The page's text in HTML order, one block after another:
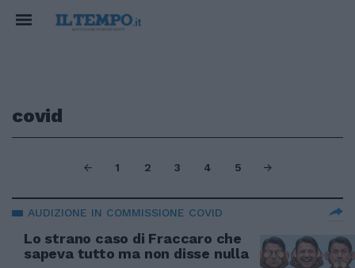
covid
1 2 3 4 5
AUDIZIONE IN COMMISSIONE COVID
Lo strano caso di Fraccaro che
sapeva tutto ma non disse nulla